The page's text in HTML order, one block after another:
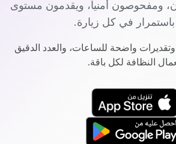
ومفحوصون أمنياً، ويقدمون مستوى
في كل زيارة.
واضحة للساعات، والعدد الدقيق
النظافة لكل باقة.